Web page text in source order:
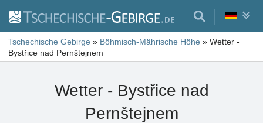
Tschechische Gebirge » Böhmisch-Mährische Höhe » Wetter -
Bystřice nad Pernštejnem
Wetter - Bystřice nad
Pernštejnem